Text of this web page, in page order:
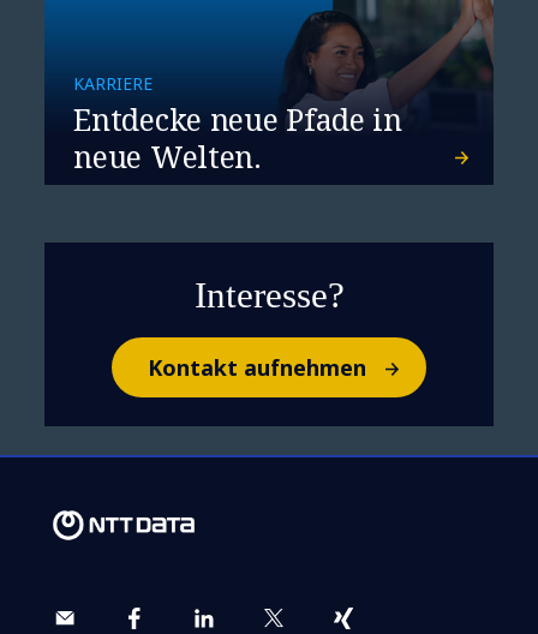
KARRIERE
Entdecke neue Pfade in
neue Welten.
Interesse?
Kontakt aufnehmen